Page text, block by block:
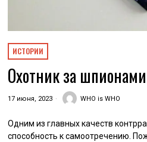
ИСТОРИИ
Охотник за шпионами
17 июня, 2023 WHO is WHO
Одним из главных качеств
способность к самоотречению.